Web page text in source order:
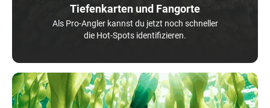
Tiefenkarten und Fangorte
Als Pro-Angler kannst du jetzt noch schneller
die Hot-Spots identifizieren.